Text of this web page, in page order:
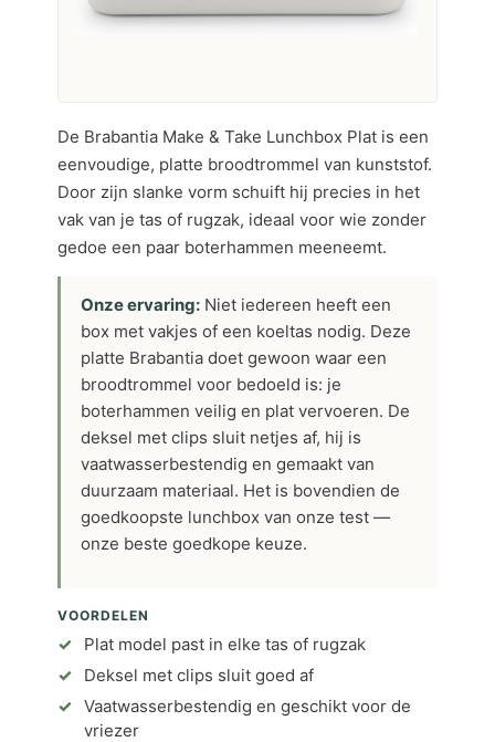
De Brabantia Make & Take Lunchbox Plat is een
eenvoudige, platte broodtrommel van kunststof.
Door zijn slanke vorm schuift hij precies in het
vak van je tas of rugzak, ideaal voor wie zonder
gedoe een paar boterhammen meeneemt.
Onze ervaring: Niet iedereen heeft een
box met vakjes of een koeltas nodig. Deze
platte Brabantia doet gewoon waar een
broodtrommel voor bedoeld is: je
boterhammen veilig en plat vervoeren. De
deksel met clips sluit netjes af, hij is
vaatwasserbestendig en gemaakt van
duurzaam materiaal. Het is bovendien de
goedkoopste lunchbox van onze test —
onze beste goedkope keuze.
VOORDELEN
Plat model past in elke tas of rugzak
Deksel met clips sluit goed af
Vaatwasserbestendig en geschikt voor de
vriezer